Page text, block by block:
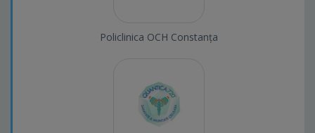
Policlinica OCH Constanța